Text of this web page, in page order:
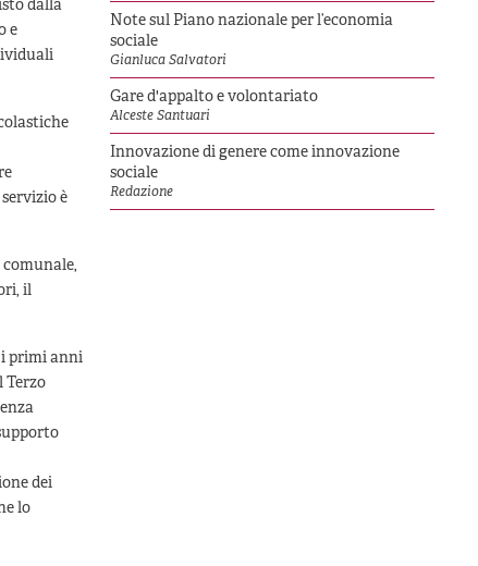
dalla
e
è
il
i primi anni
dei
lo
Note sul Piano nazionale per l’economia
sociale
Gianluca Salvatori
Gare d'appalto e volontariato
Alceste Santuari
Innovazione di genere come innovazione
sociale
Redazione